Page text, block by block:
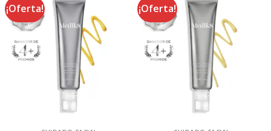
¡Oferta! ¡Oferta!